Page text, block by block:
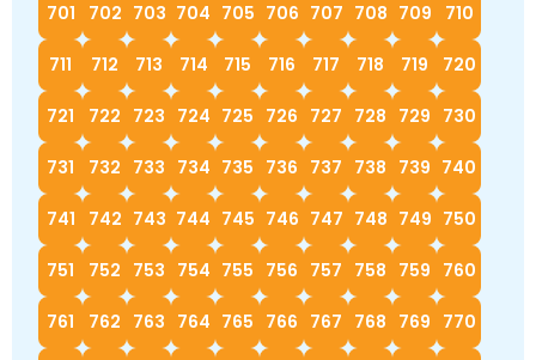
701 702 703 704 705 706 707 708 709 710
711 712 713 714 715 716 717 718 719 720
721 722 723 724 725 726 727 728 729 730
731 732 733 734 735 736 737 738 739 740
741 742 743 744 745 746 747 748 749 750
751 752 753 754 755 756 757 758 759 760
761 762 763 764 765 766 767 768 769 770